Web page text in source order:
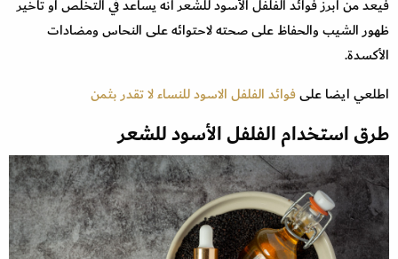
فيعد من أبرز فوائد الفلفل الأسود للشعر أنه يساعد في التخلص أو تأخير
ظهور الشيب والحفاظ على صحته لاحتوائه على النحاس ومضادات
الأكسدة.
اطلعي ايضا علىفوائد الفلفل الاسود للنساء لا تقدر بثمن
طرق استخدام الفلفل الأسود للشعر